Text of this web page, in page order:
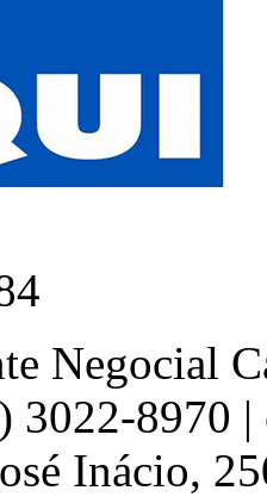
Negocial
3022-8970
Inácio,